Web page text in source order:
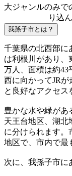
大ジャンルのみで
り込
我孫子市とは？
千葉県の北西部に
は利根川があり、
万人、面積は約43
西に向かってJR
と良好なアクセス
豊かな水や緑があ
天王台地区、湖北
に分けられます。
地区で、市内で最
次に、我孫子市に